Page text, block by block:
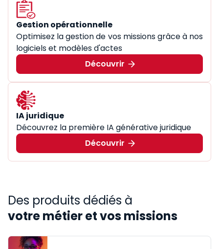
Gestion opérationnelle
Optimisez la gestion de vos missions grâce à nos
logiciels et modèles d'actes
Découvrir
IA juridique
Découvrez la première IA générative juridique
Découvrir
Des produits dédiés à
votre métier et vos missions